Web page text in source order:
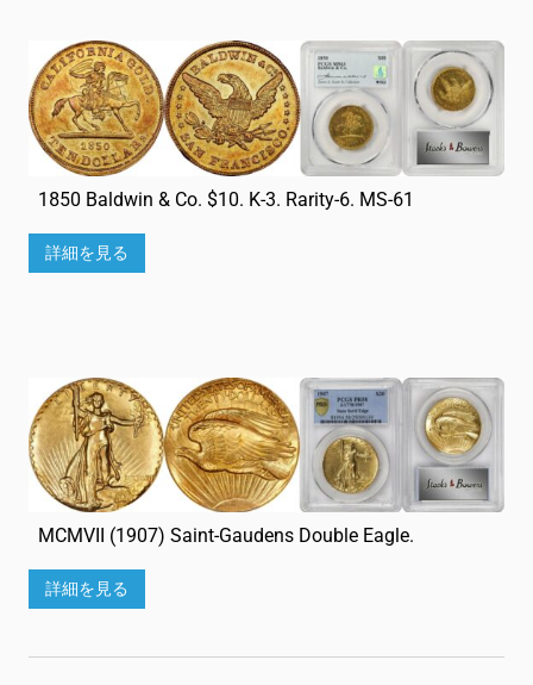
1850 Baldwin & Co. $10. K-3. Rarity-6. MS-61
詳細を見る
MCMVII (1907) Saint-Gaudens Double Eagle.
詳細を見る